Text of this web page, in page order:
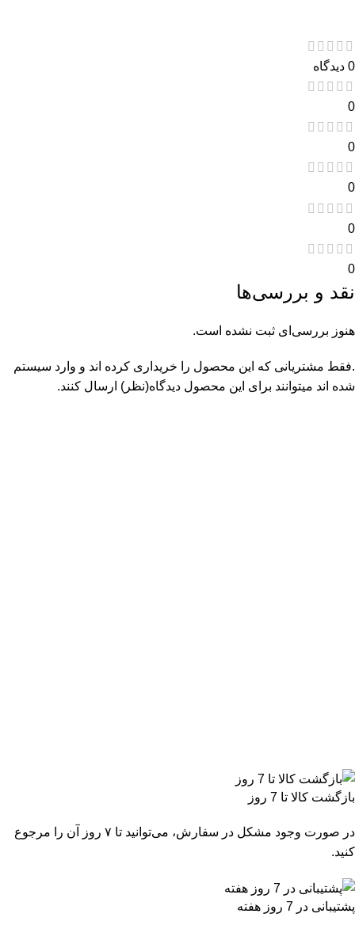
0 دیدگاه
0
0
0
0
0
نقد و بررسی‌ها
هنوز بررسی‌ای ثبت نشده است.
.فقط مشتریانی که این محصول را خریداری کرده اند و وارد سیستم
شده اند میتوانند برای این محصول دیدگاه(نظر) ارسال کنند.
بازگشت کالا تا 7 روز
در صورت وجود مشکل در سفارش، می‌توانید تا ۷ روز آن را مرجوع
کنید.
پشتیبانی در 7 روز هفته